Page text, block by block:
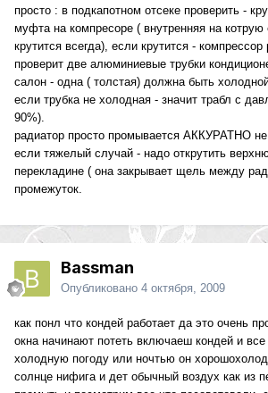
просто : в подкапотном отсеке проверить -
муфта на компресоре ( внутренняя на
крутится всегда), если крутится -
проверит две алюминиевые трубки
салон - одна ( толстая) должна быть
если трубка не холодная - значит трабл с
90%).
радиатор просто промывается АККУРАТНО
если тяжелый случай - надо открутить
перекладине ( она закрывает щель между
промежуток.
Bassman
Опубликовано 4 октября, 2009
как понл что кондей работает да это очень
окна начинают потеть включаеш кондей и все
холодную погоду или ночтью он
солнце нифига и дет обычный воздух как из